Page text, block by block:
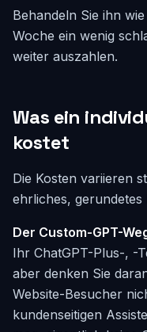
Behandeln Sie ihn
Woche ein wenig
weiter auszahlen.
Was ein
kostet
Die Kosten variieren
ehrliches, gerundetes
Der Custom-GPT-
Ihr ChatGPT-Plus-, -
aber denken Sie
Website-Besucher
kundenseitigen